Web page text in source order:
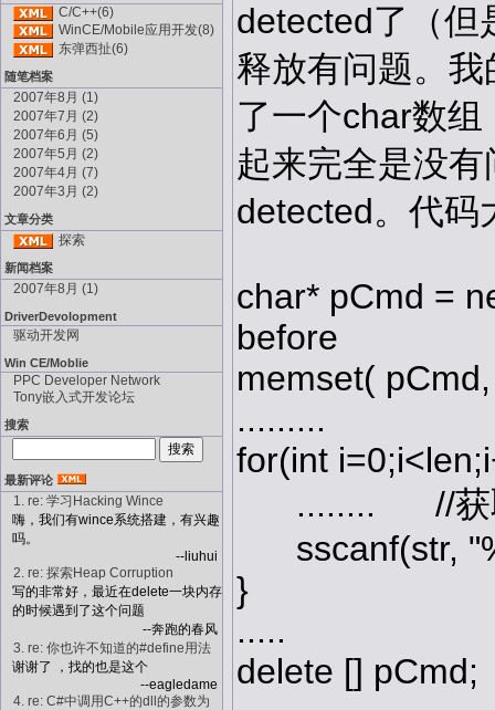
C/C++(6)
WinCE/Mobile应用开发(8)
东弹西扯(6)
随笔档案
2007年8月 (1)
2007年7月 (2)
2007年6月 (5)
2007年5月 (2)
2007年4月 (7)
2007年3月 (2)
文章分类
探索
新闻档案
2007年8月 (1)
DriverDevolopment
驱动开发网
Win CE/Moblie
PPC Developer Network
Tony嵌入式开发论坛
搜索
最新评论
1. re: 学习Hacking Wince
嗨，我们有wince系统搭建，有兴趣
吗。
--liuhui
2. re: 探索Heap Corruption
写的非常好，最近在delete一块内存
的时候遇到了这个问题
--奔跑的春风
3. re: 你也许不知道的#define用法
谢谢了 ，找的也是这个
--eagledame
4. re: C#中调用C++的dll的参数为
detected了（但
释放有问题。
了一个char数
起来完全是没
detected。代码
char* pCmd =
before
memset(
.........
for(int
........ //获取
sscanf(str,
}
.....
delete [] pCmd;